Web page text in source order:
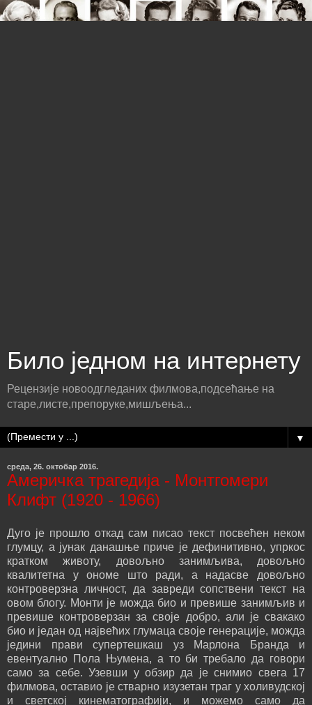
Било једном на интернету
Рецензије новоодгледаних филмова,подсећање на
старе,листе,препоруке,мишљења...
▼
среда, 26. октобар 2016.
Америчка трагедија - Монтгомери
Клифт (1920 - 1966)
Дуго је прошло откад сам писао текст посвећен неком
глумцу, а јунак данашње приче је дефинитивно, упркос
кратком животу, довољно занимљива, довољно
квалитетна у ономе што ради, а надасве довољно
контроверзна личност, да завреди сопствени текст на
овом блогу. Монти је можда био и превише занимљив и
превише контроверзан за своје добро, али је свакако
био и један од највећих глумаца своје генерације, можда
једини прави супертешкаш уз Марлона Бранда и
евентуално Пола Њумена, а то би требало да говори
само за себе. Узевши у обзир да је снимио свега 17
филмова, оставио је стварно изузетан траг у холивудској
и светској кинематографији, и можемо само да